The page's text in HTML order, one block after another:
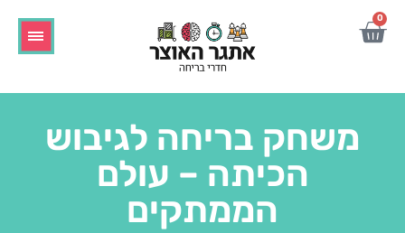
0
משחק בריחה לגיבוש
הכיתה – עולם
הממתקים